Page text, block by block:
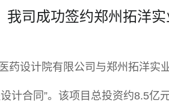
我司成功签约郑州拓洋
药设计院有限公司与郑州拓洋实
计合同”。该项目总投资约8.5